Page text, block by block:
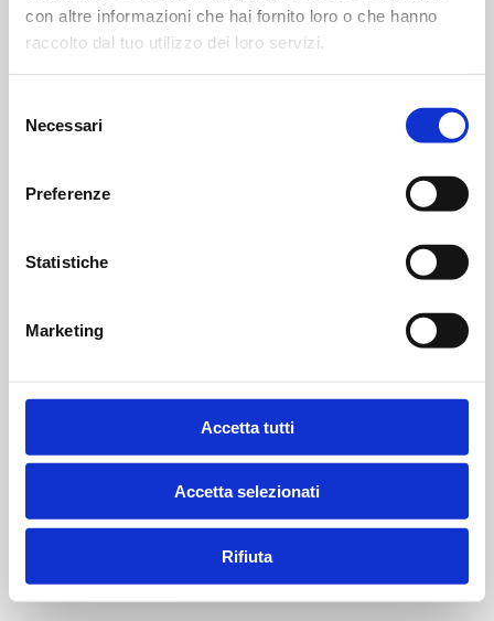
con altre informazioni che hai fornito loro o che hanno
raccolto dal tuo utilizzo dei loro servizi.
delNecessari
Preferenze
Statistiche
Marketing
Accetta tutti
Accetta selezionati
Rifiuta